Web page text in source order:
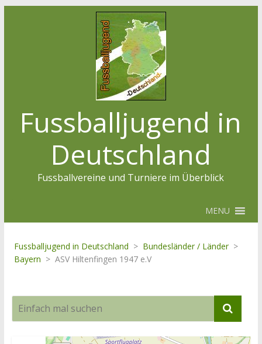
Fussballjugend in
Deutschland
Fussballvereine und Turniere im Überblick
MENU
Fussballjugend in Deutschland > Bundesländer / Länder >
Bayern > ASV Hiltenfingen 1947 e.V